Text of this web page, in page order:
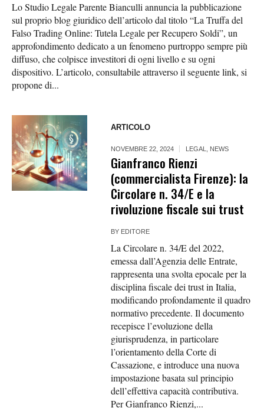
Lo Studio Legale Parente Bianculli annuncia la pubblicazione
sul proprio blog giuridico dell’articolo dal titolo “La Truffa del
Falso Trading Online: Tutela Legale per Recupero Soldi”, un
approfondimento dedicato a un fenomeno purtroppo sempre più
diffuso, che colpisce investitori di ogni livello e su ogni
dispositivo. L’articolo, consultabile attraverso il seguente link, si
propone di...
ARTICOLO
NOVEMBRE 22, 2024 LEGAL NEWS
Gianfranco Rienzi
(commercialista Firenze): la
Circolare n. 34/E e la
rivoluzione fiscale sui trust
BY EDITORE
La Circolare n. 34/E del 2022,
emessa dall’Agenzia delle Entrate,
rappresenta una svolta epocale per la
disciplina fiscale dei trust in Italia,
modificando profondamente il quadro
normativo precedente. Il documento
recepisce l’evoluzione della
giurisprudenza, in particolare
l’orientamento della Corte di
Cassazione, e introduce una nuova
impostazione basata sul principio
dell’effettiva capacità contributiva.
Per Gianfranco Rienzi,...